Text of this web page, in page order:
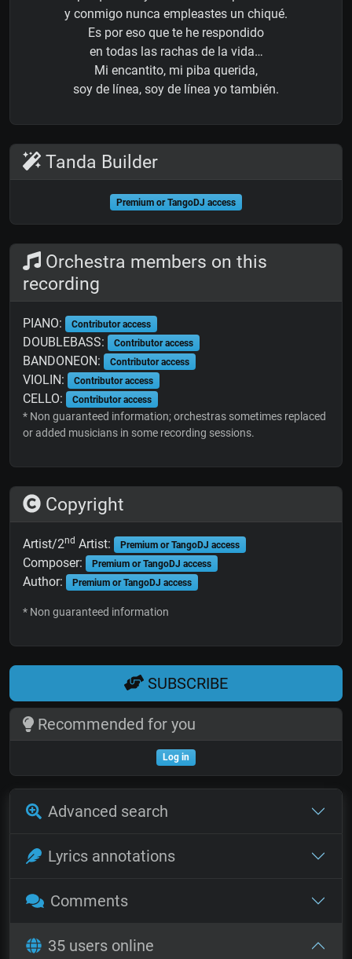
y conmigo nunca empleastes un chiqué.
Es por eso que te he respondido
en todas las rachas de la vida…
Mi encantito, mi piba querida,
soy de línea, soy de línea yo también.
Tanda Builder
Premium or TangoDJ access
Orchestra members on this
recording
PIANO: Contributor access
DOUBLEBASS: Contributor access
BANDONEON: Contributor access
VIOLIN: Contributor access
CELLO: Contributor access
* Non guaranteed information; orchestras sometimes replaced
or added musicians in some recording sessions.
Copyright
Artist/2nd Artist: Premium or TangoDJ access
Composer: Premium or TangoDJ access
Author: Premium or TangoDJ access
* Non guaranteed information
SUBSCRIBE
Recommended for you
Log in
Advanced search
Lyrics annotations
Comments
35 users online